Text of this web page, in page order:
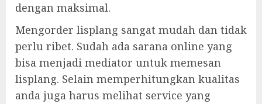
dengan maksimal.
Mengorder lisplang sangat mudah dan tidak
perlu ribet. Sudah ada sarana online yang
bisa menjadi mediator untuk memesan
lisplang. Selain memperhitungkan kualitas
anda juga harus melihat service yang